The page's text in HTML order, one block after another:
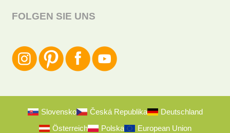
FOLGEN SIE UNS
Slovensko Česká Republika
Deutschland
Österreich
Polska European Union